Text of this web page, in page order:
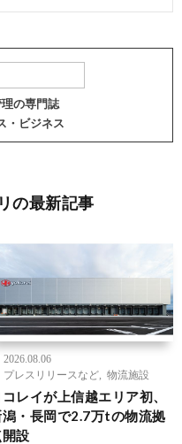
の専門誌
・ビジネス
の最新記事
2026.08.06
プレスリリースなど
物流施設
コレイが上信越エリア初、
潟・長岡で2.7万tの物流拠
開設